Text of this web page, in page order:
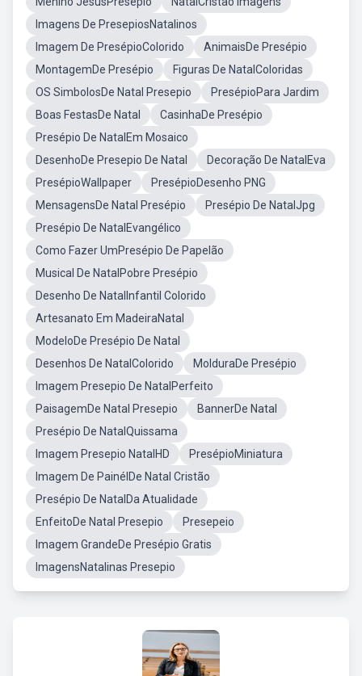
Imagens De PresepiosNatalinos
Imagem De PresépioColorido
AnimaisDe Presépio
MontagemDe Presépio
Figuras De NatalColoridas
OS SimbolosDe Natal Presepio
PresépioPara Jardim
Boas FestasDe Natal
CasinhaDe Presépio
Presépio De NatalEm Mosaico
DesenhoDe Presepio De Natal
Decoração De NatalEva
PresépioWallpaper
PresépioDesenho PNG
MensagensDe Natal Presépio
Presépio De NatalJpg
Presépio De NatalEvangélico
Como Fazer UmPresépio De Papelão
Musical De NatalPobre Presépio
Desenho De NatalInfantil Colorido
Artesanato Em MadeiraNatal
ModeloDe Presépio De Natal
Desenhos De NatalColorido
MolduraDe Presépio
Imagem Presepio De NatalPerfeito
PaisagemDe Natal Presepio
BannerDe Natal
Presépio De NatalQuissama
Imagem Presepio NatalHD
PresépioMiniatura
Imagem De PainélDe Natal Cristão
Presépio De NatalDa Atualidade
EnfeitoDe Natal Presepio
Presepeio
Imagem GrandeDe Presépio Gratis
ImagensNatalinas Presepio